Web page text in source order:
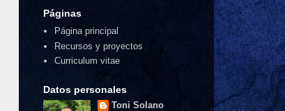
Páginas
Página principal
Recursos y proyectos
Curriculum vitae
Datos personales
Toni Solano